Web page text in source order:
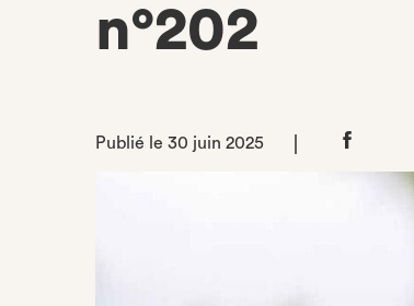
n°202
Publié le 30 juin 2025
Partager
Facebook